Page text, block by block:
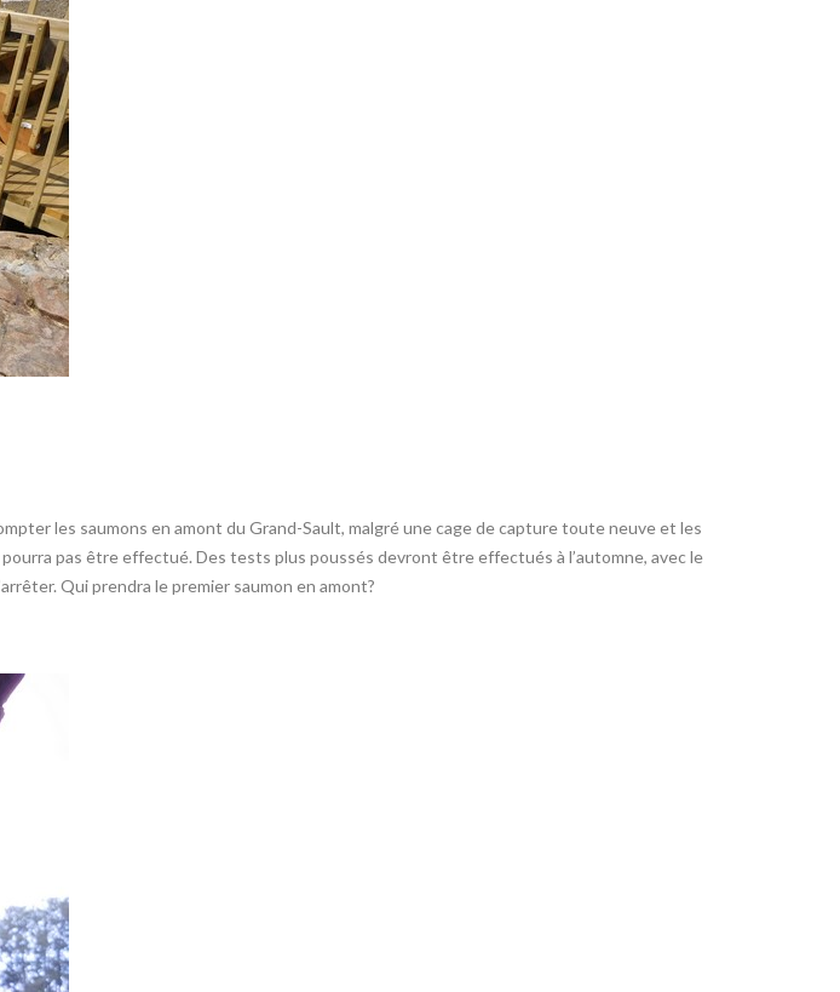
les saumons en amont du Grand-Sault, malgré une cage de capture toute neuve et les
pas être effectué. Des tests plus poussés devront être effectués à l’automne, avec le
Qui prendra le premier saumon en amont?